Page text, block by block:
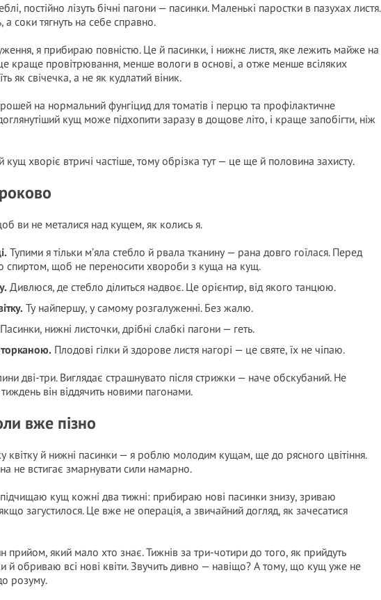
постійно лізуть бічні пагони — пасинки. Маленькі паростки в пазухах листя.
соки тягнуть на себе справно.
я прибираю повністю. Це й пасинки, і нижнє листя, яке лежить майже на
краще провітрювання, менше вологи в основі, а отже менше всіляких
як свічечка, а не як кудлатий віник.
на нормальний фунгіцид для томатів і перцю та профілактичне
кущ може підхопити заразу в дощове літо, і краще запобігти, ніж
хворіє втричі частіше, тому обрізка тут — це ще й половина захисту.
ви не металися над кущем, як колись я.
Тупими я тільки м’яла стебло й рвала тканину — рана довго гоїлася. Перед
щоб не переносити хвороби з куща на кущ.
Дивлюся, де стебло ділиться надвоє. Це орієнтир, від якого танцюю.
Ту найпершу, у самому розгалуженні. Без жалю.
Пасинки, нижні листочки, дрібні слабкі пагони — геть.
Плодові гілки й здорове листя нагорі — це святе, їх не чіпаю.
дві-три. Виглядає страшнувато після стрижки — наче обскубаний. Не
він віддячить новими пагонами.
вже пізно
квітку й нижні пасинки — я роблю молодим кущам, ще до рясного цвітіння.
не встигає змарнувати сили намарно.
кущ кожні два тижні: прибираю нові пасинки знизу, зриваю
загустилося. Це вже не операція, а звичайний догляд, як зачесатися
прийом, який мало хто знає. Тижнів за три-чотири до того, як прийдуть
й обриваю всі нові квіти. Звучить дивно — навіщо? А тому, що кущ уже не
розуму.